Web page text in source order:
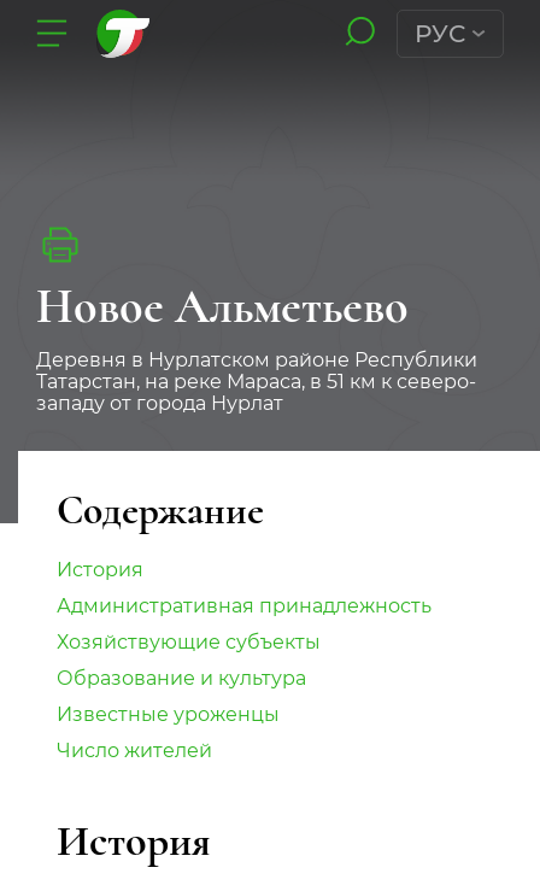
РУС
Новое Альметьево
Деревня в Нурлатском районе Республики
Татарстан, на реке Мараса, в 51 км к северо-
западу от города Нурлат
Содержание
История
Административная принадлежность
Хозяйствующие субъекты
Образование и культура
Известные уроженцы
Число жителей
История